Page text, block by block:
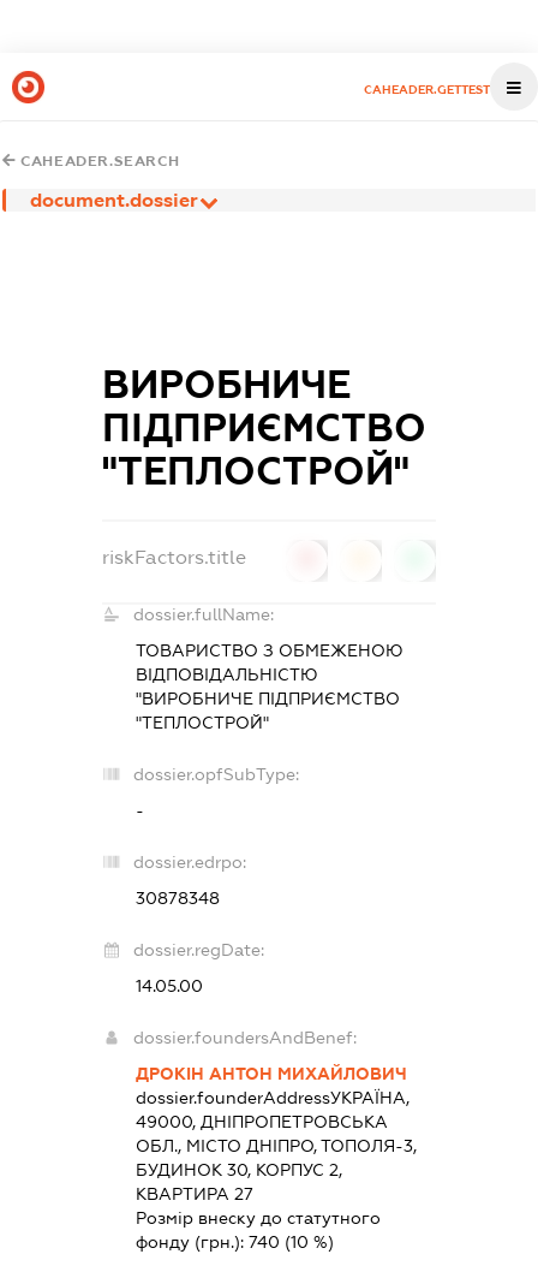
CAHEADER.GETTEST
CAHEADER.SEARCH
document.dossier
ВИРОБНИЧЕ
ПІДПРИЄМСТВО
"ТЕПЛОСТРОЙ"
riskFactors.title
dossier.fullName:
ТОВАРИСТВО З ОБМЕЖЕНОЮ
ВІДПОВІДАЛЬНІСТЮ
"ВИРОБНИЧЕ ПІДПРИЄМСТВО
"ТЕПЛОСТРОЙ"
dossier.opfSubType:
-
dossier.edrpo:
30878348
dossier.regDate:
14.05.00
dossier.foundersAndBenef:
ДРОКІН АНТОН МИХАЙЛОВИЧ
dossier.founderAddressУКРАЇНА,
49000, ДНІПРОПЕТРОВСЬКА
ОБЛ., МІСТО ДНІПРО, ТОПОЛЯ-3,
БУДИНОК 30, КОРПУС 2,
КВАРТИРА 27
Розмір внеску до статутного
фонду (грн.): 740 (10 %)